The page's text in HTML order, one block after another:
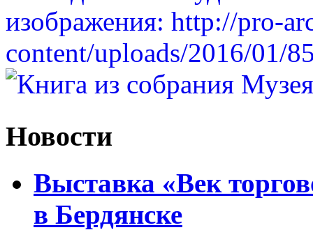
Новости
Выставка «Век
в Бердянске